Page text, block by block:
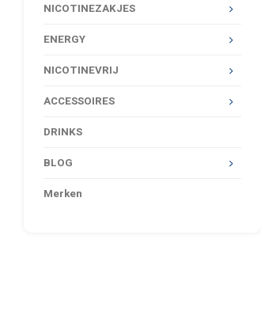
NICOTINEZAKJES
ENERGY
NICOTINEVRIJ
ACCESSOIRES
DRINKS
BLOG
Merken